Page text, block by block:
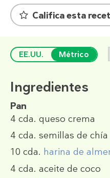
Califica esta
EE.UU. Métrico
Ingredientes
Pan
4 cda. queso crema
4 cda. semillas de
10 cda. harina de
4 cda. aceite de coco